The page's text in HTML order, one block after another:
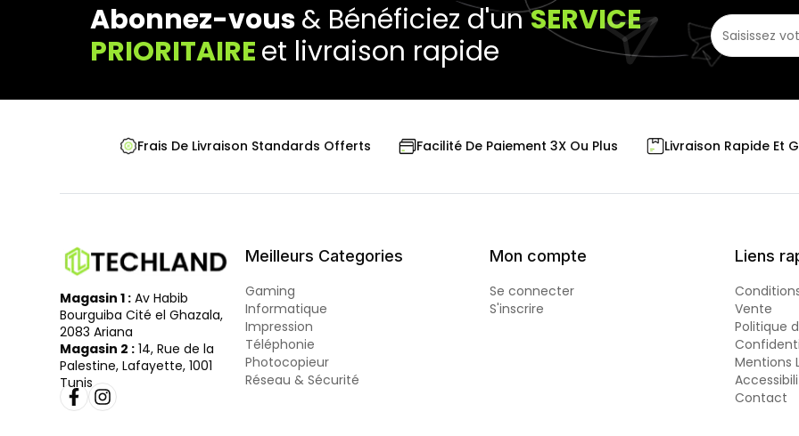
Abonnez-vous& Bénéficiez d'unSERVICE
PRIORITAIREet livraison rapide
Frais De Livraison Standards Offerts Facilité De Paiement 3X Ou Plus Livraison Rapide Et
Magasin 1 : Av Habib
Bourguiba Cité el Ghazala,
2083 Ariana
Magasin 2 : 14, Rue de la
Palestine, Lafayette, 1001
Tunis
Meilleurs Categories
Gaming
Informatique
Impression
Téléphonie
Photocopieur
Réseau & Sécurité
Mon compte
Se connecter
S'inscrire
Liens
Vente
Politique
Mentions
Contact